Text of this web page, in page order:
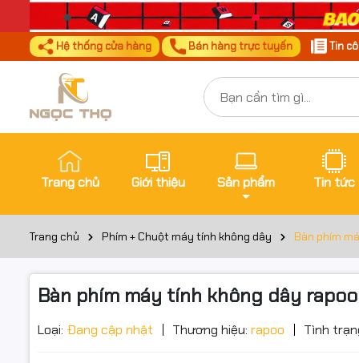
Hệ thống cửa hàng Bán hàng trực tuyến Tin
Trang chủ Giới thiệu Sản phẩm Tin tức
Trang chủ Phím + Chuột máy tính không dây Bàn phím
Bàn phím máy tính không dây
Loại: Đang cập nhật Thương hiệu: rapoo Tình
Đặt